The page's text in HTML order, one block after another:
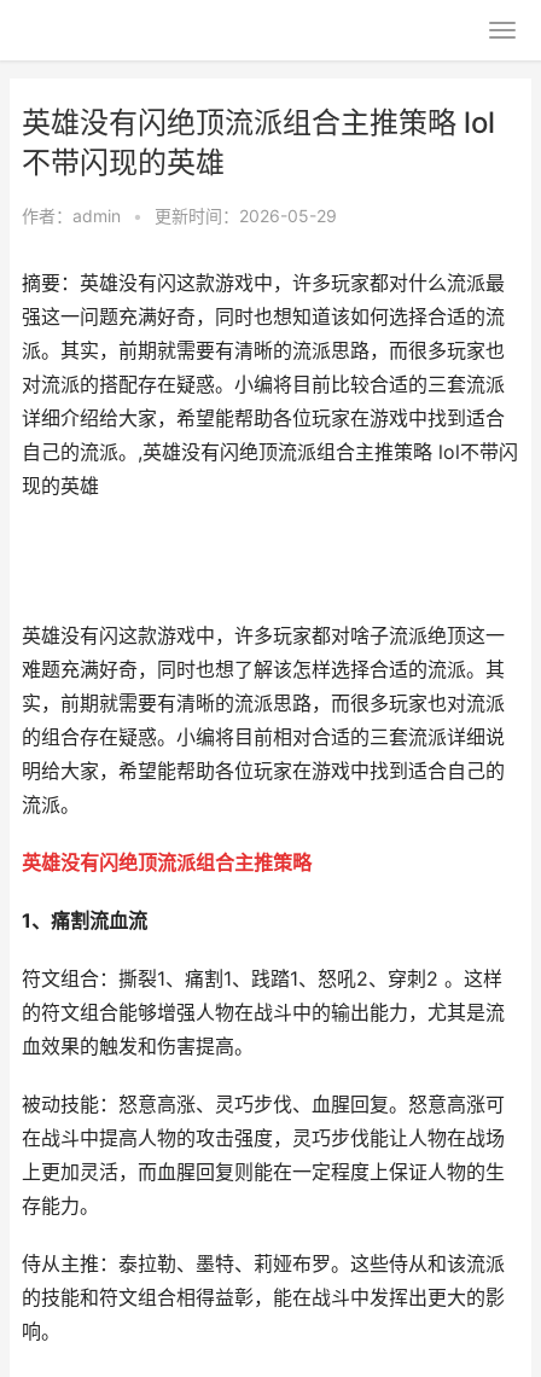
英雄没有闪绝顶流派组合主推策略 lol
不带闪现的英雄
作者： admin • 更新时间：2026-05-29
摘要：英雄没有闪这款游戏中，许多玩家都对什么流派最
强这一问题充满好奇，同时也想知道该如何选择合适的流
派。其实，前期就需要有清晰的流派思路，而很多玩家也
对流派的搭配存在疑惑。小编将目前比较合适的三套流派
详细介绍给大家，希望能帮助各位玩家在游戏中找到适合
自己的流派。,英雄没有闪绝顶流派组合主推策略 lol不带闪
现的英雄
英雄没有闪这款游戏中，许多玩家都对啥子流派绝顶这一
难题充满好奇，同时也想了解该怎样选择合适的流派。其
实，前期就需要有清晰的流派思路，而很多玩家也对流派
的组合存在疑惑。小编将目前相对合适的三套流派详细说
明给大家，希望能帮助各位玩家在游戏中找到适合自己的
流派。
英雄没有闪绝顶流派组合主推策略
1、痛割流血流
符文组合：撕裂1、痛割1、践踏1、怒吼2、穿刺2 。这样
的符文组合能够增强人物在战斗中的输出能力，尤其是流
血效果的触发和伤害提高。
被动技能：怒意高涨、灵巧步伐、血腥回复。怒意高涨可
在战斗中提高人物的攻击强度，灵巧步伐能让人物在战场
上更加灵活，而血腥回复则能在一定程度上保证人物的生
存能力。
侍从主推：泰拉勒、墨特、莉娅布罗。这些侍从和该流派
的技能和符文组合相得益彰，能在战斗中发挥出更大的影
响。